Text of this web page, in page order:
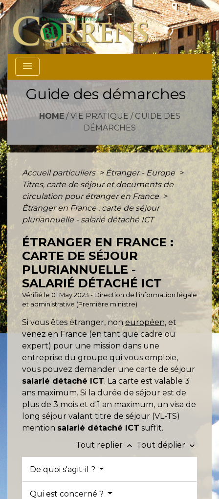
menu
Guide des démarches
HOME/ VIE PRATIQUE / GUIDE DES
DÉMARCHES
Accueil particuliers > Étranger - Europe >
Titres, carte de séjour et documents de
circulation pour étranger en France >
Étranger en France : carte de séjour
pluriannuelle - salarié détaché ICT
ÉTRANGER EN FRANCE :
CARTE DE SÉJOUR
PLURIANNUELLE -
SALARIÉ DÉTACHÉ ICT
Vérifié le 01 May 2023 - Direction de l'information légale
et administrative (Première ministre)
Si vous êtes étranger, non européen, et
venez en France (en tant que cadre ou
expert) pour une mission dans une
entreprise du groupe qui vous emploie,
vous pouvez demander une carte de séjour
salarié détaché ICT. La carte est valable 3
ans maximum. Si la durée de séjour est de
plus de 3 mois et d'1 an maximum, un visa de
long séjour valant titre de séjour (VL-TS)
mention salarié détaché ICT suffit.
Tout replier keyboard_arrow_up Tout déplier keyboard_arrow_down
De quoi s'agit-il ?
Qui est concerné ?